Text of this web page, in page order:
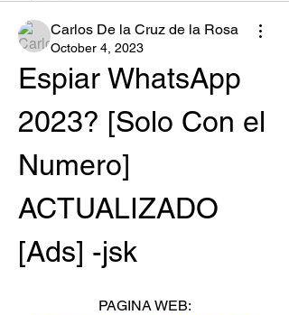
Carlos De la Cruz de la Rosa
October 4, 2023
Espiar WhatsApp
2023? [Solo Con el
Numero]
ACTUALIZADO
[Ads] -jsk
PAGINA WEB: